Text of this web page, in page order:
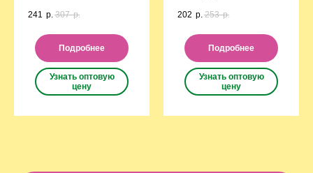
241 р. 307 р.
Подробнее
Узнать оптовую
цену
202 р. 253 р.
Подробнее
Узнать оптовую
цену